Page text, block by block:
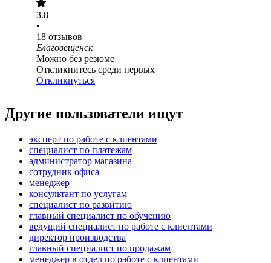
3.8
•
18 отзывов
Благовещенск
Можно без резюме
Откликнитесь среди первых
Откликнуться
Другие пользователи ищут
эксперт по работе с клиентами
специалист по платежам
администратор магазина
сотрудник офиса
менеджер
консультант по услугам
специалист по развитию
главный специалист по обучению
ведущий специалист по работе с клиентами
директор производства
главный специалист по продажам
менеджер в отдел по работе с клиентами